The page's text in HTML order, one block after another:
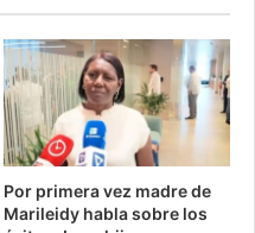
Por primera vez madre de
Marileidy habla sobre los